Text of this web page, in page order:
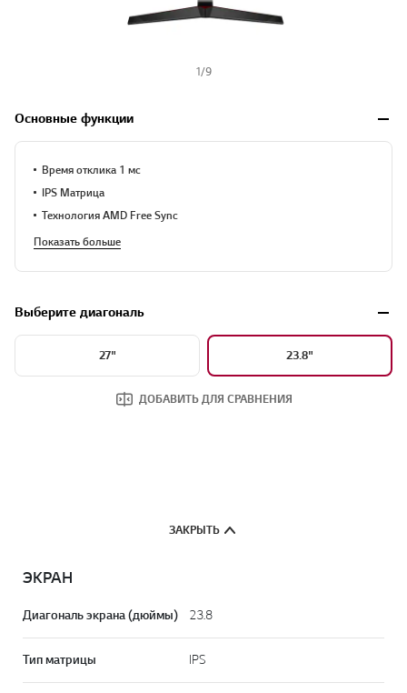
1/9
Основные функции
Время отклика 1 мс
IPS Матрица
Технология AMD Free Sync
Показать больше
Выберите диагональ
27" 23.8"
ДОБАВИТЬ ДЛЯ СРАВНЕНИЯ
ЗАКРЫТЬ
ЭКРАН
Диагональ экрана (дюймы) 23.8
Тип матрицы IPS